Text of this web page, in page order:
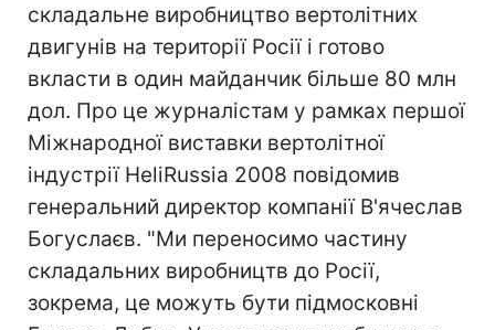
складальне виробництво вертолітних
двигунів на території Росії і готово
вкласти в один майданчик більше 80 млн
дол. Про це журналістам у рамках першої
Міжнародної виставки вертолітної
індустрії HeliRussia 2008 повідомив
генеральний директор компанії В'ячеслав
Богуслаєв. "Ми переносимо частину
складальних виробництв до Росії,
зокрема, це можуть бути підмосковні